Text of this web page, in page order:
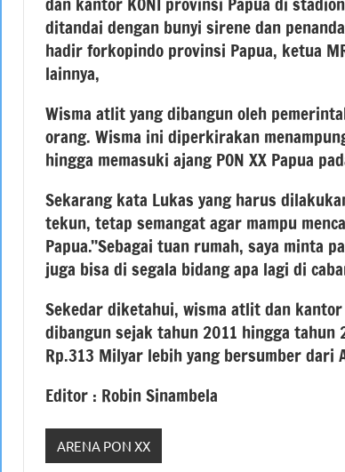
ditandai dengan bunyi sirene dan
hadir forkopindo provinsi Papua, ketua
lainnya,
Wisma atlit yang dibangun oleh
orang. Wisma ini diperkirakan
hingga memasuki ajang PON XX Papua
Sekarang kata Lukas yang harus
tekun, tetap semangat agar mampu
Papua.’’Sebagai tuan rumah, saya
juga bisa di segala bidang apa lagi di
Sekedar diketahui, wisma atlit dan kantor
dibangun sejak tahun 2011 hingga tahun
Rp.313 Milyar lebih yang bersumber dari
Editor : Robin Sinambela
ARENA PON XX